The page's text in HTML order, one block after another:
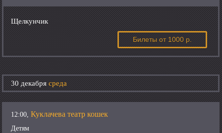
Щелкунчик
Билеты от 1000 р.
30 декабрясреда
12:00,Куклачева театр кошек
Детям